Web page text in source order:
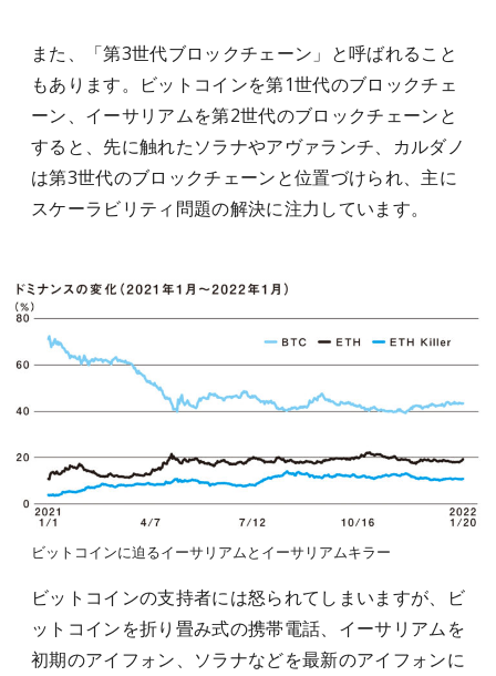
また、「第3世代ブロックチェーン」と呼ばれること
もあります。ビットコインを第1世代のブロックチェ
ーン、イーサリアムを第2世代のブロックチェーンと
すると、先に触れたソラナやアヴァランチ、カルダノ
は第3世代のブロックチェーンと位置づけられ、主に
スケーラビリティ問題の解決に注力しています。
ビットコインに迫るイーサリアムとイーサリアムキラー
ビットコインの支持者には怒られてしまいますが、ビ
ットコインを折り畳み式の携帯電話、イーサリアムを
初期のアイフォン、ソラナなどを最新のアイフォンに